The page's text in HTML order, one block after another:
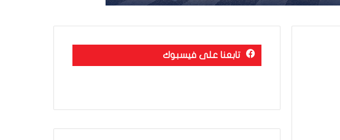
تابعنا على فيسبوك